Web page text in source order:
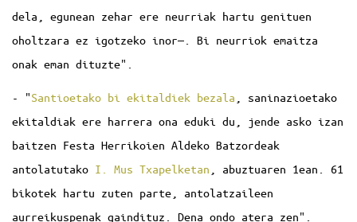
dela, egunean zehar ere neurriak hartu genituen
oholtzara ez igotzeko inor—. Bi neurriok emaitza
onak eman dituzte".
- "Santioetako bi ekitaldiek bezala , saninazioetako
ekitaldiak ere harrera ona eduki du, jende asko izan
baitzen Festa Herrikoien Aldeko Batzordeak
antolatutako I. Mus Txapelketan , abuztuaren 1ean. 61
bikotek hartu zuten parte, antolatzaileen
aurreikuspenak gaindituz. Dena ondo atera zen".